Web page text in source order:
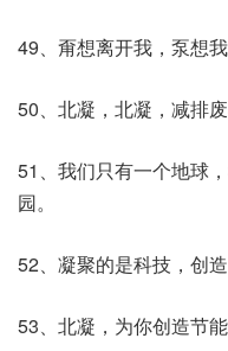
49、甭想离开我，泵想我
50、北凝，北凝，减排
51、我们只有一个地球
园。
52、凝聚的是科技，创造
53、北凝，为你创造节能